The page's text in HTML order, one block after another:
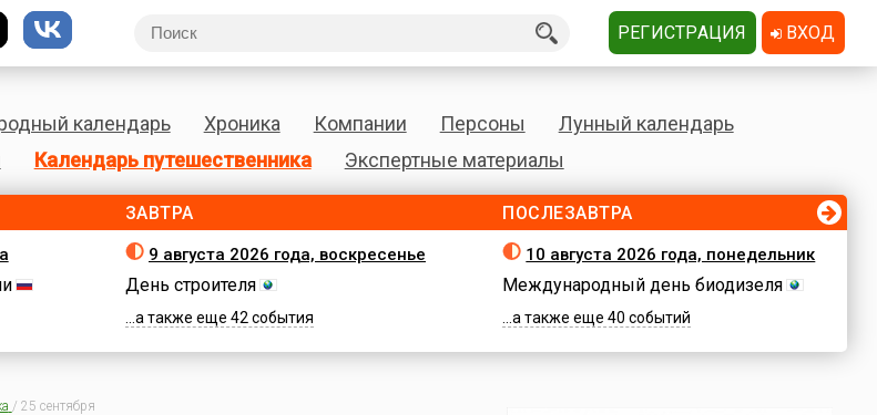
календарь Хроника Компании Персоны
Лунный календарь
Календарь путешественника Экспертные материалы
ЗАВТРА
9 августа 2026 года, воскресенье
День строителя
...а также еще 42 события
ПОСЛЕЗАВТРА
10 августа 2026 года, понедельник
Международный день биодизеля
...а также еще 40 событий
/ 25 сентября
РЕГИСТРАЦИЯ ВХОД